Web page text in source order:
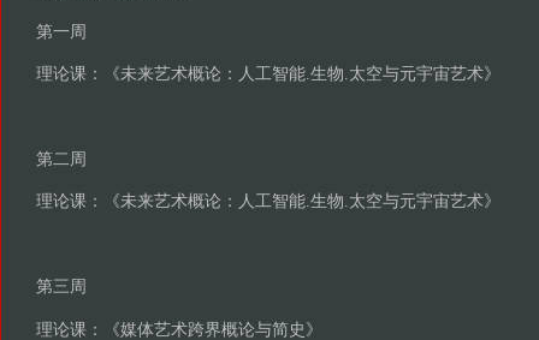
第一周
理论课：《未来艺术概论：人工智能.生物.太空与元宇宙艺术》
第二周
理论课：《未来艺术概论：人工智能.生物.太空与元宇宙艺术》
第三周
理论课：《媒体艺术跨界概论与简史》